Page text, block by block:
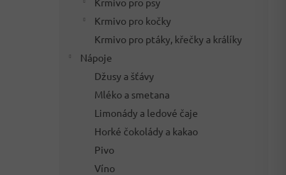
Krmivo pro kočky
Krmivo pro ptáky, křečky a králíky
Nápoje
Džusy a šťávy
Mléko a smetana
Limonády a ledové čaje
Horké čokolády a kakao
Pivo
Víno